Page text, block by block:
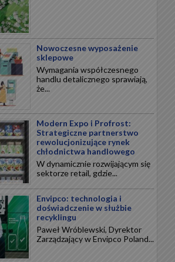
Nowoczesne wyposażenie
sklepowe
Wymagania współczesnego
handlu detalicznego sprawiają,
że...
Modern Expo i Profrost:
Strategiczne partnerstwo
rewolucjonizujące rynek
chłodnictwa handlowego
W dynamicznie rozwijającym się
sektorze retail, gdzie...
Envipco: technologia i
doświadczenie w służbie
recyklingu
Paweł Wróblewski, Dyrektor
Zarządzający w Envipco Poland...